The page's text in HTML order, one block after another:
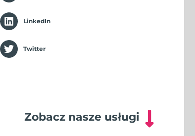
LinkedIn
Twitter
Zobacz nasze usługi